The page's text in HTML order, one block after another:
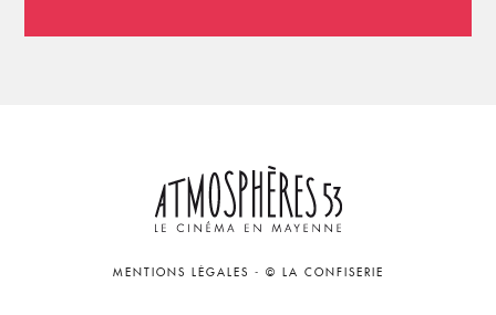
MENTIONS LÉGALES - © LA CONFISERIE